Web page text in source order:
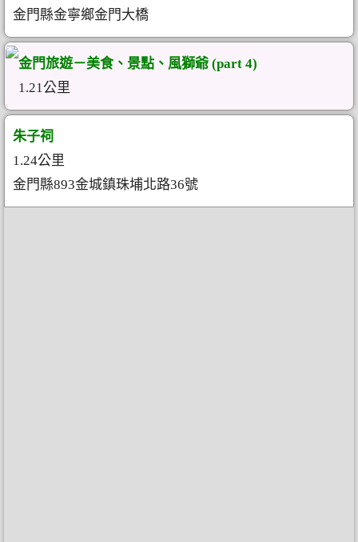
金門縣金寧鄉金門大橋
金門旅遊－美食、景點、風獅爺 (part 4)
1.21公里
朱子祠
1.24公里
金門縣893金城鎮珠埔北路36號